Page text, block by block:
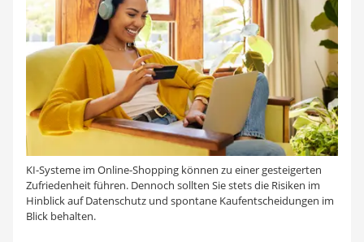
KI-Systeme im Online-Shopping können zu einer gesteigerten
Zufriedenheit führen. Dennoch sollten Sie stets die Risiken im
Hinblick auf Datenschutz und spontane Kaufentscheidungen im
Blick behalten.